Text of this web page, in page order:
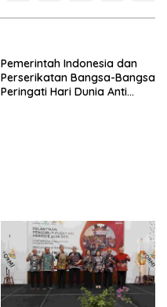
Pemerintah Indonesia dan
Perserikatan Bangsa-Bangsa
Peringati Hari Dunia Anti